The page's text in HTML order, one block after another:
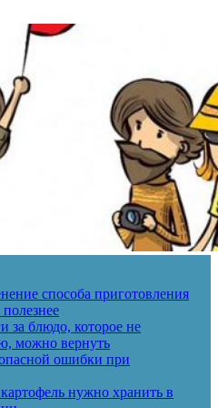
способа приготовления
за блюдо, которое не
можно вернуть
ошибки при
нужно хранить в